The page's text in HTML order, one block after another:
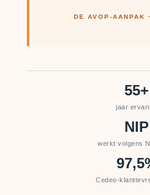
DE AVOP-AANPAK
55+
jaar
NIP
werkt volgens
Cedeo-